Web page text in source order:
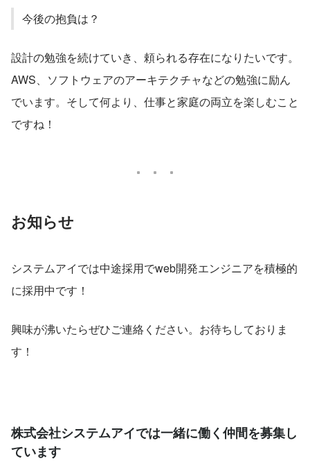
今後の抱負は？
設計の勉強を続けていき、頼られる存在になりたいです。
AWS、ソフトウェアのアーキテクチャなどの勉強に励ん
でいます。そして何より、仕事と家庭の両立を楽しむこと
ですね！
お知らせ
システムアイでは中途採用でweb開発エンジニアを積極的
に採用中です！
興味が沸いたらぜひご連絡ください。お待ちしておりま
す！
株式会社システムアイでは一緒に働く仲間を募集し
ています